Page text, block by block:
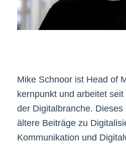
Mike Schnoor ist Head of
kernpunkt und arbeitet
der Digitalbranche.
ältere Beiträge zu
Kommunikation und